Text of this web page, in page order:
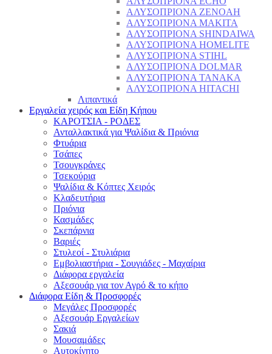
ΑΛΥΣΟΠΡΙΟΝΑ ZENOAH
ΑΛΥΣΟΠΡΙΟΝΑ MAKITA
ΑΛΥΣΟΠΡΙΟΝΑ SHINDAIWA
ΑΛΥΣΟΠΡΙΟΝΑ HOMELITE
ΑΛΥΣΟΠΡΙΟΝΑ STIHL
ΑΛΥΣΟΠΡΙΟΝΑ DOLMAR
ΑΛΥΣΟΠΡΙΟΝΑ TANAKA
ΑΛΥΣΟΠΡΙΟΝΑ HITACHI
Λιπαντικά
Εργαλεία χειρός και Είδη Κήπου
ΚΑΡΟΤΣΙΑ - ΡΟΔΕΣ
Ανταλλακτικά για Ψαλίδια & Πριόνια
Φτυάρια
Τσάπες
Τσουγκράνες
Τσεκούρια
Ψαλίδια & Κόπτες Χειρός
Κλαδευτήρια
Πριόνια
Κασμάδες
Σκεπάρνια
Βαριές
Στυλεοί - Στυλιάρια
Εμβολιαστήρια - Σουγιάδες - Μαχαίρια
Διάφορα εργαλεία
Αξεσουάρ για τον Αγρό & το κήπο
Διάφορα Είδη & Προσφορές
Μεγάλες Προσφορές
Αξεσουάρ Εργαλείων
Σακιά
Μουσαμάδες
Αυτοκίνητο